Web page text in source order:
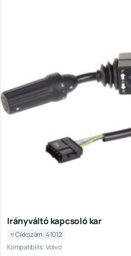
Irányváltó kapcsoló kar
Cikkszám: 41012
Kompatibilis: Volvo